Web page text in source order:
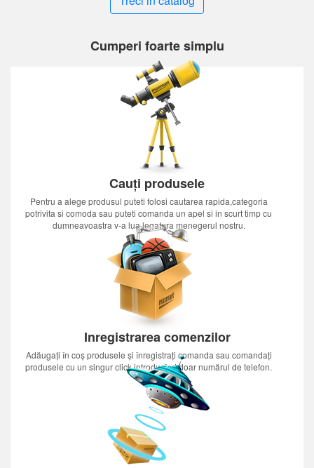
Cumperi foarte simplu
Cauți produsele
Pentru a alege produsul puteti folosi cautarea rapida,categoria
potrivita si comoda sau puteti comanda un apel si in scurt timp cu
dumneavoastra v-a lua legatura menegerul nostru.
Inregistrarea comenzilor
Adăugați în coș produsele și înregistrați comanda sau comandați
produsele cu un singur click introducînd doar numărul de telefon.